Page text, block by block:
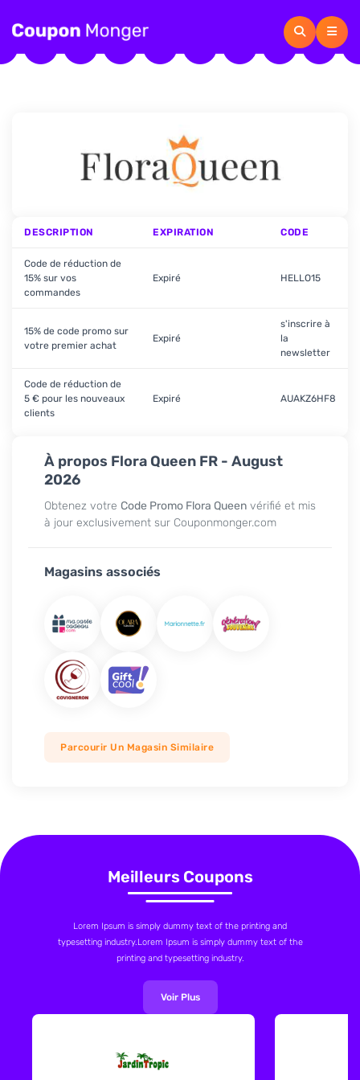
À propos Flora Queen FR - August
2026
Obtenez votre Code Promo Flora Queen vérifié et mis
à jour exclusivement sur Couponmonger.com
Magasins associés
Parcourir Un Magasin Similaire
DESCRIPTION EXPIRATION CODE
Code de réduction de
15% sur vos
commandes
Expiré HELLO15
15% de code promo sur
votre premier achat
Expiré
s'inscrire à
la
newsletter
Code de réduction de
5 € pour les nouveaux
clients
Expiré AUAKZ6HF8
Meilleurs Coupons
Lorem Ipsum is simply dummy text of the printing and
typesetting industry.Lorem Ipsum is simply dummy text of the
printing and typesetting industry.
Voir Plus